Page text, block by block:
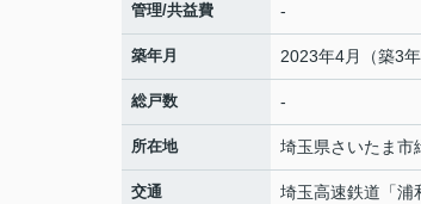
管理/共益費 -
築年月 2023年4月（築3年
総戸数 -
所在地 埼玉県さいたま市
交通 埼玉高速鉄道 「浦